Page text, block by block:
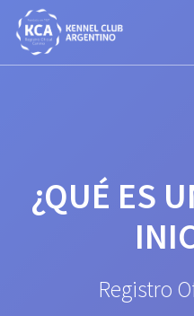
¿QUÉ ES
Registro